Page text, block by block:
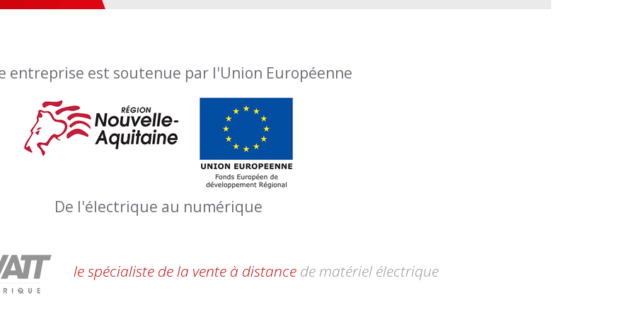
entreprise est soutenue par l'Union Européenne
De l'électrique au numérique
le spécialiste de la vente à distancede matériel électrique